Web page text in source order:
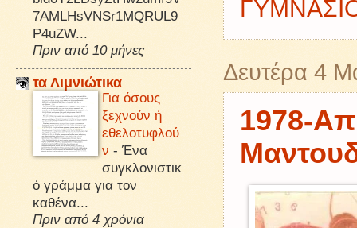
Δευτέρα 4
1978-
7AMLHsVNSr1MQRUL9
P4uZW...
Πριν από 10 μήνες
τα Λιμνιώτικα
Για όσους
ξεχνούν ή
εθελοτυφλού
ν - Ένα
συγκλονιστικ
ό γράμμα για τον
καθένα...
Πριν από 4 χρόνια